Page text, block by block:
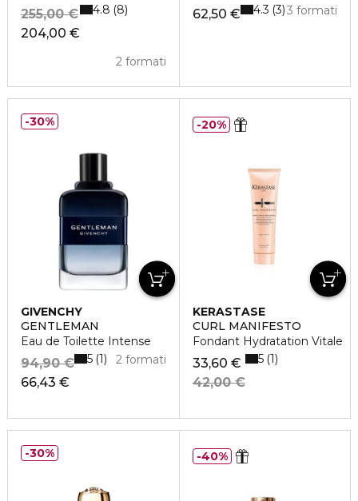
204,00 €
255,00 €
2 formati
4.8 8 62,50 € 3 formati
4.3 3
GIVENCHY
GENTLEMAN
Eau de Toilette Intense
66,43 €
94,90 € 2 formati
5 1
30%
KERASTASE
CURL MANIFESTO
Fondant Hydratation Vitale
33,60 €
42,00 €
5 1
20%
30% 40%